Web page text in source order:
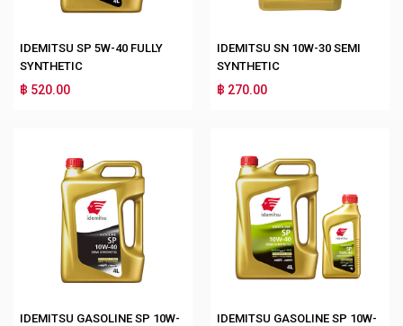
IDEMITSU SP 5W-40 FULLY
SYNTHETIC
฿ 520.00
IDEMITSU SN 10W-30 SEMI
SYNTHETIC
฿ 270.00
IDEMITSU GASOLINE SP 10W-
IDEMITSU GASOLINE SP 10W-